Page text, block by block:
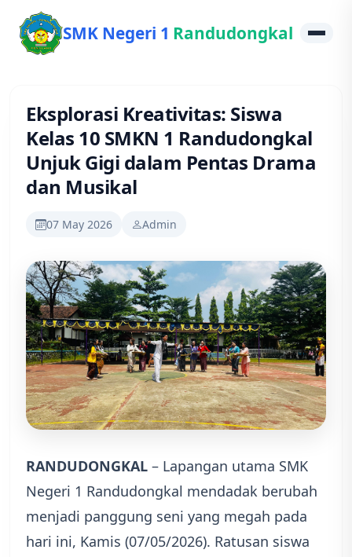
SMK Negeri 1 Randudongkal
Eksplorasi Kreativitas: Siswa
Kelas 10 SMKN 1 Randudongkal
Unjuk Gigi dalam Pentas Drama
dan Musikal
07 May 2026 Admin
RANDUDONGKAL – Lapangan utama SMK
Negeri 1 Randudongkal mendadak berubah
menjadi panggung seni yang megah pada
hari ini, Kamis (07/05/2026). Ratusan siswa